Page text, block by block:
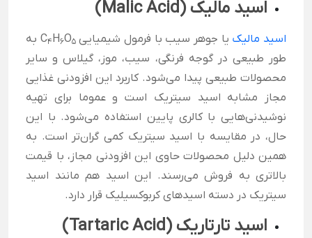
اسید مالیک (Malic Acid
)
اسید مالیک یا جوهر سیب با فرمول شیمیایی C 4H6O5
به
طور طبیعی در گوجه ‌فرنگی، سیب، موز، گیلاس و سایر
محصولات طبیعی پیدا می‌شود. کاربرد این افزودنی غذایی
مجاز مشابه اسید سیتریک است و عموما برای تهیه
نوشیدنی‌هایی با کالری پایین استفاده می‌شود. با این
حال، در مقایسه با اسید سیتریک کمی گران‌تر است. به
همین دلیل محصولات حاوی این افزودنی مجاز، با قیمت
بالاتری به فروش می‌رسند. این اسید هم مانند اسید
سیتریک در دسته اسیدهای کربوکسیلیک قرار دارد.
اسید تارتاریک (Tartaric Acid
)